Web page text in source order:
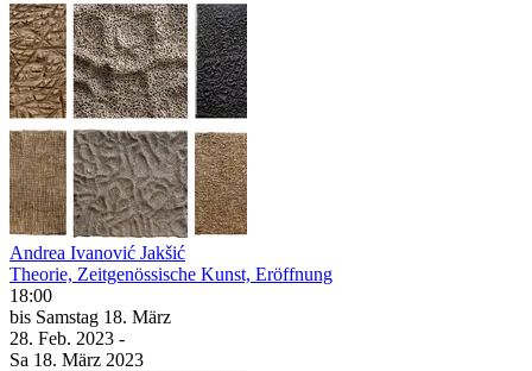
Andrea Ivanović Jakšić
Theorie, Zeitgenössische Kunst, Eröffnung
18:00
bis Samstag 18. März
28. Feb. 2023 -
Sa 18. März 2023